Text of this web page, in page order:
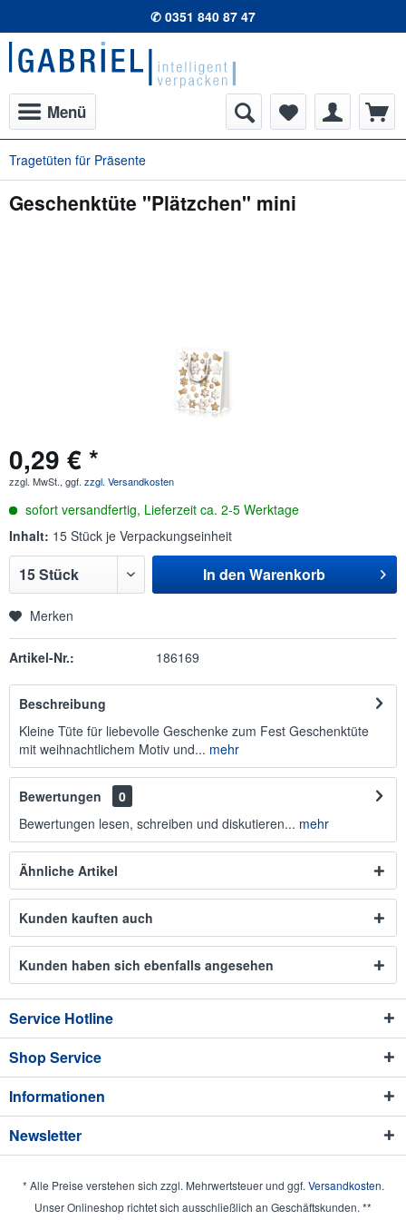
✆ 0351 840 87 47
Menü
Tragetüten für Präsente
Geschenktüte "Plätzchen" mini
0,29 € *
zzgl. MwSt., ggf. zzgl. Versandkosten
sofort versandfertig, Lieferzeit ca. 2-5 Werktage
Inhalt: 15 Stück je Verpackungseinheit
In den Warenkorb
Merken
Artikel-Nr.: 186169
Beschreibung
Kleine Tüte für liebevolle Geschenke zum Fest Geschenktüte
mit weihnachtlichem Motiv und... mehr
Bewertungen
0
Bewertungen lesen, schreiben und diskutieren... mehr
Ähnliche Artikel
Kunden kauften auch
Kunden haben sich ebenfalls angesehen
Service Hotline
Shop Service
Informationen
Newsletter
* Alle Preise verstehen sich zzgl. Mehrwertsteuer und ggf. Versandkosten.
Unser Onlineshop richtet sich ausschließlich an Geschäftskunden. **